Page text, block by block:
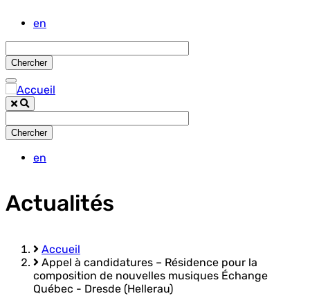
contenu
principal
en
en
Actualités
Fil
d'Ariane
Accueil
Appel à candidatures – Résidence pour la
composition de nouvelles musiques Échange
Québec - Dresde (Hellerau)